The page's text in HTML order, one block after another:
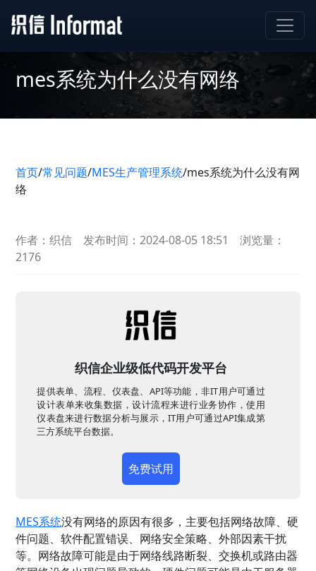
mes系统为什么没有网络
首页/常见问题/MES生产管理系统/mes系统为什么没有网
络
作者：织信 发布时间：2024-08-05 18:51
浏览量：
2176
织信企业级低代码开发平台
提供表单、流程、仪表盘、API等功能，非IT用户可通过
设计表单来收集数据，设计流程来进行业务协作，使用
仪表盘来进行数据分析与展示，IT用户可通过API集成第
三方系统平台数据。
免费试用
MES系统没有网络的原因有很多，主要包括网络故障、硬
件问题、软件配置错误、网络安全策略、外部因素干扰
等。网络故障可能是由于网络线路断裂、交换机或路由器